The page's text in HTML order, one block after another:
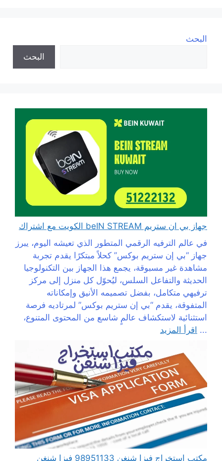
البحث
البحث
جهاز بي ان ستريم beIN STREAM الكويت مع اشتراك
في عالم الترفيه الرقمي المتطور الذي تعيشه اليوم، يبرز
جهاز “بي إن ستريم بوكس” كحلاً مبتكرًا يقدم تجربة
مشاهدة غير مسبوقة، يجمع هذا الجهاز بين التكنولوجيا
الحديثة والتفاعل السلس، ليُحوّل كل منزل إلى مركز
ترفيهي متكامل، بفضل تصميمه الأنيق وإمكاناته
المتفوقة، يقدم “بي إن ستريم بوكس” لمرتاديه فرصة
استثنائية لاستكشاف عالمٍ شاسع من المحتوى المتنوع،
... اقرأ المزيد
مكتب استخراج فيزا شنغن 98951133 فيزا شنغن